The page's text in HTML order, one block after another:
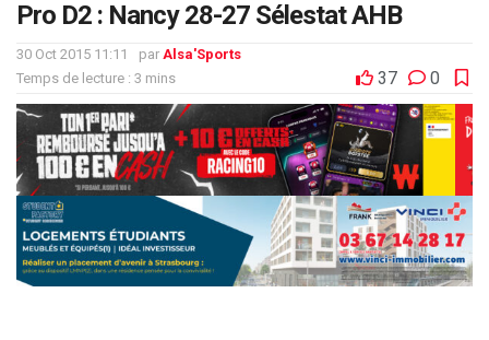
Pro D2 : Nancy 28-27 Sélestat AHB
30 Oct 2015 11:11 par Alsa'Sports
Temps de lecture : 3 mins
37 0